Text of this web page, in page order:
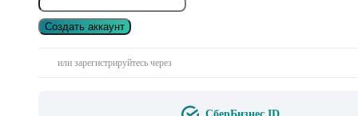
Создать аккаунт
или зарегистрируйтесь через